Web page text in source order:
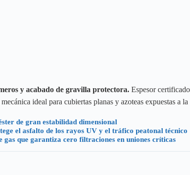
y acabado de gravilla protectora. Espesor
ideal para cubiertas planas y azoteas expuestas a
de gran estabilidad dimensional
el asfalto de los rayos UV y el tráfico peatonal técnico
que garantiza cero filtraciones en uniones críticas